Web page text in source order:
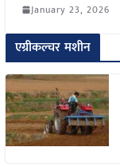
January 23, 2026
एग्रीकल्चर मशीन